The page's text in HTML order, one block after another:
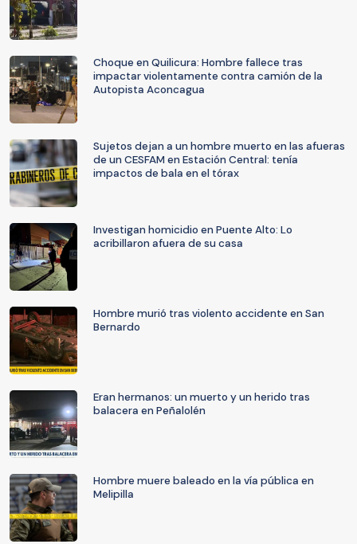
Choque en Quilicura: Hombre fallece tras
impactar violentamente contra camión de la
Autopista Aconcagua
Sujetos dejan a un hombre muerto en las afueras
de un CESFAM en Estación Central: tenía
impactos de bala en el tórax
Investigan homicidio en Puente Alto: Lo
acribillaron afuera de su casa
Hombre murió tras violento accidente en San
Bernardo
Eran hermanos: un muerto y un herido tras
balacera en Peñalolén
Hombre muere baleado en la vía pública en
Melipilla